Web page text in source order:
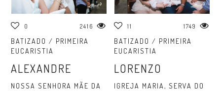
0 2416
BATIZADO / PRIMEIRA
EUCARISTIA
ALEXANDRE
NOSSA SENHORA MÃE DA
11 1749
BATIZADO / PRIMEIRA
EUCARISTIA
LORENZO
IGREJA MARIA, SERVA DO